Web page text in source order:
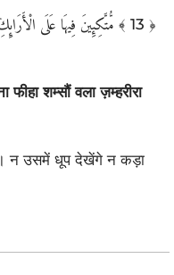
﴾ 13 ﴿
शम्सौं वला ज़म्हरीरा
न उसमें धूप देखेंगे न कड़ा